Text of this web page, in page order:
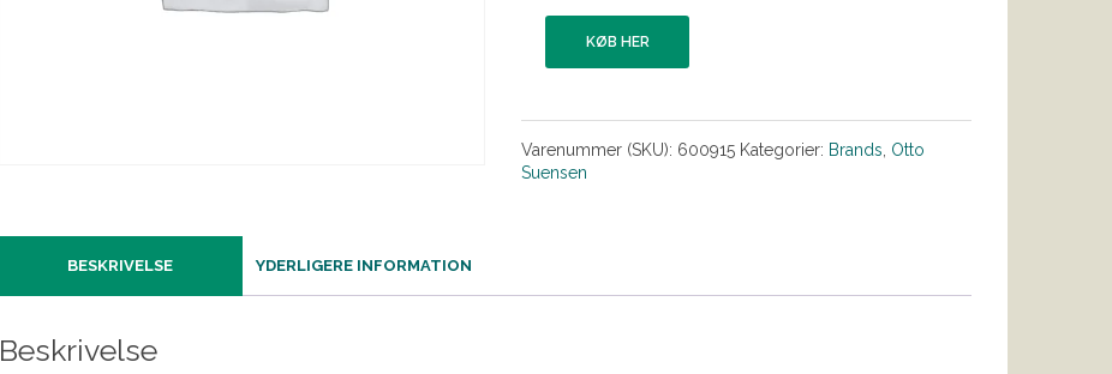
KØB HER
Varenummer (SKU): 600915 Kategorier: Brands Otto
Suensen
BESKRIVELSE YDERLIGERE INFORMATION
Beskrivelse